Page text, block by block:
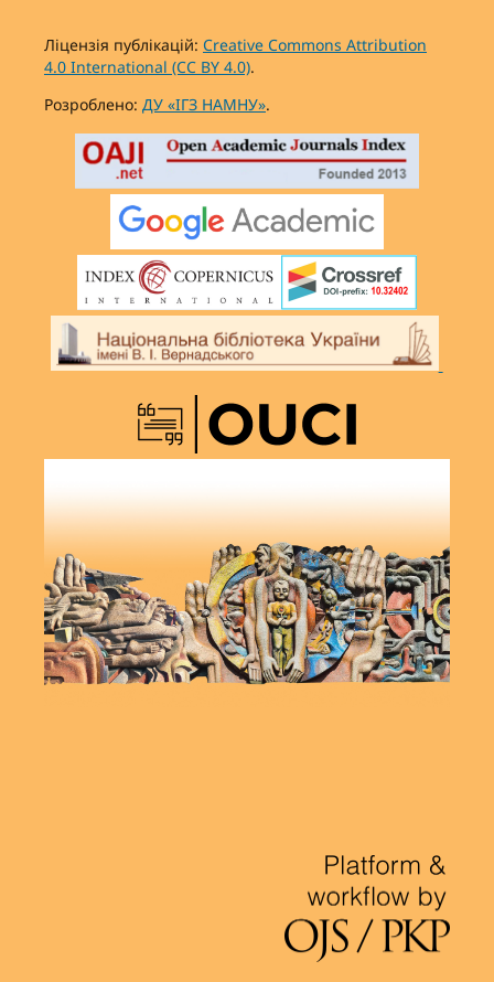
Ліцензія публікацій: Creative Commons Attribution
4.0 International (CC BY 4.0).
Розроблено: ДУ «ІГЗ НАМНУ».